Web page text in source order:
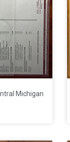
Michigan